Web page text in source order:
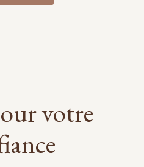
votre